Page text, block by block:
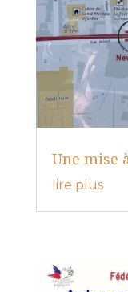
Une mise
lire plus